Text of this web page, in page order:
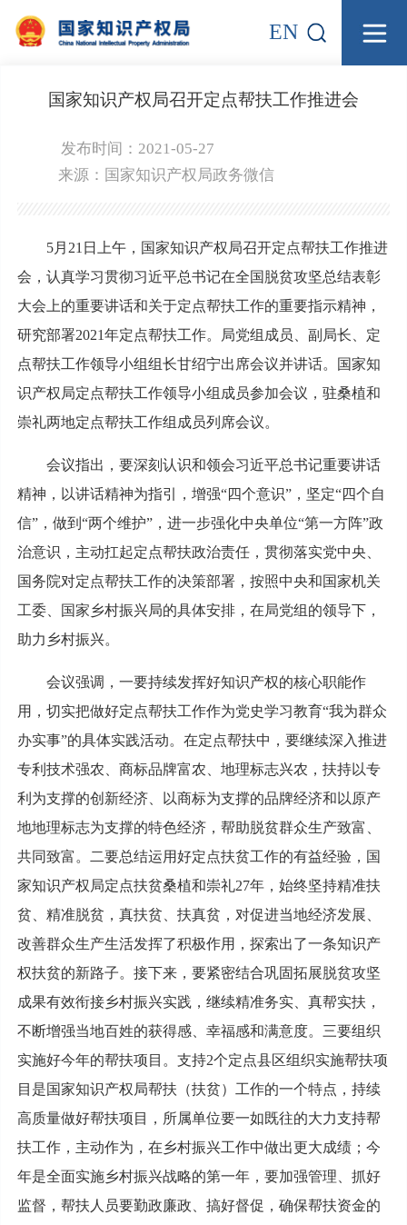
EN
国家知识产权局召开定点帮扶工作推进会
发布时间：2021-05-27
来源： 国家知识产权局政务微信
5月21日上午，国家知识产权局召开定点帮扶工作推进
会，认真学习贯彻习近平总书记在全国脱贫攻坚总结表彰
大会上的重要讲话和关于定点帮扶工作的重要指示精神，
研究部署2021年定点帮扶工作。局党组成员、副局长、定
点帮扶工作领导小组组长甘绍宁出席会议并讲话。国家知
识产权局定点帮扶工作领导小组成员参加会议，驻桑植和
崇礼两地定点帮扶工作组成员列席会议。
会议指出，要深刻认识和领会习近平总书记重要讲话
精神，以讲话精神为指引，增强“四个意识”，坚定“四个自
信”，做到“两个维护”，进一步强化中央单位“第一方阵”政
治意识，主动扛起定点帮扶政治责任，贯彻落实党中央、
国务院对定点帮扶工作的决策部署，按照中央和国家机关
工委、国家乡村振兴局的具体安排，在局党组的领导下，
助力乡村振兴。
会议强调，一要持续发挥好知识产权的核心职能作
用，切实把做好定点帮扶工作作为党史学习教育“我为群众
办实事”的具体实践活动。在定点帮扶中，要继续深入推进
专利技术强农、商标品牌富农、地理标志兴农，扶持以专
利为支撑的创新经济、以商标为支撑的品牌经济和以原产
地地理标志为支撑的特色经济，帮助脱贫群众生产致富、
共同致富。二要总结运用好定点扶贫工作的有益经验，国
家知识产权局定点扶贫桑植和崇礼27年，始终坚持精准扶
贫、精准脱贫，真扶贫、扶真贫，对促进当地经济发展、
改善群众生产生活发挥了积极作用，探索出了一条知识产
权扶贫的新路子。接下来，要紧密结合巩固拓展脱贫攻坚
成果有效衔接乡村振兴实践，继续精准务实、真帮实扶，
不断增强当地百姓的获得感、幸福感和满意度。三要组织
实施好今年的帮扶项目。支持2个定点县区组织实施帮扶项
目是国家知识产权局帮扶（扶贫）工作的一个特点，持续
高质量做好帮扶项目，所属单位要一如既往的大力支持帮
扶工作，主动作为，在乡村振兴工作中做出更大成绩；今
年是全面实施乡村振兴战略的第一年，要加强管理、抓好
监督，帮扶人员要勤政廉政、搞好督促，确保帮扶资金的